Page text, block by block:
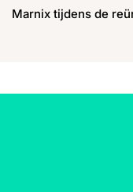
Marnix tijdens de